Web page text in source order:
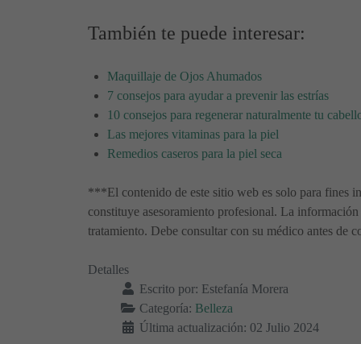
También te puede interesar:
Maquillaje de Ojos Ahumados
7 consejos para ayudar a prevenir las estrías
10 consejos para regenerar naturalmente tu
Las mejores vitaminas para la piel
Remedios caseros para la piel seca
***El contenido de este sitio web es solo para fines
constituye asesoramiento profesional. La
tratamiento. Debe consultar con su médico antes de
Detalles
Escrito por: Estefanía Morera
Categoría: Belleza
Última actualización: 02 Julio 2024